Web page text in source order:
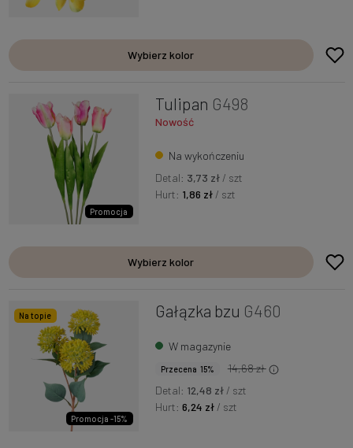
Wybierz kolor
Promocja
Tulipan G498
Nowość
Na wykończeniu
Detal: 3,73 zł / szt
Hurt: 1,86 zł / szt
Wybierz kolor
Na topie
Promocja -15%
Gałązka bzu G460
W magazynie
Przecena 15%
14,68 zł
Detal: 12,48 zł / szt
Hurt:6,24 zł / szt